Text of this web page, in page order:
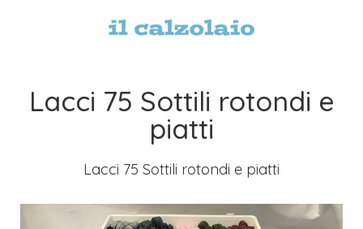
Lacci 75 Sottili rotondi e
piatti
Lacci 75 Sottili rotondi e piatti